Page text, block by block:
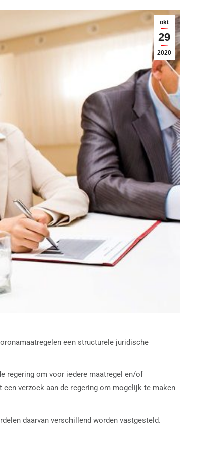
okt
29
2020
een structurele juridische
regering om voor iedere maatregel en/of
verzoek aan de regering om mogelijk te maken
daarvan verschillend worden vastgesteld.